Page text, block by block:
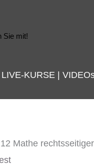
Sie mit!
LIVE-KURSE |
Mathe